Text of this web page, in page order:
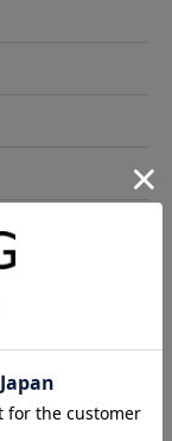
ズの測り方について